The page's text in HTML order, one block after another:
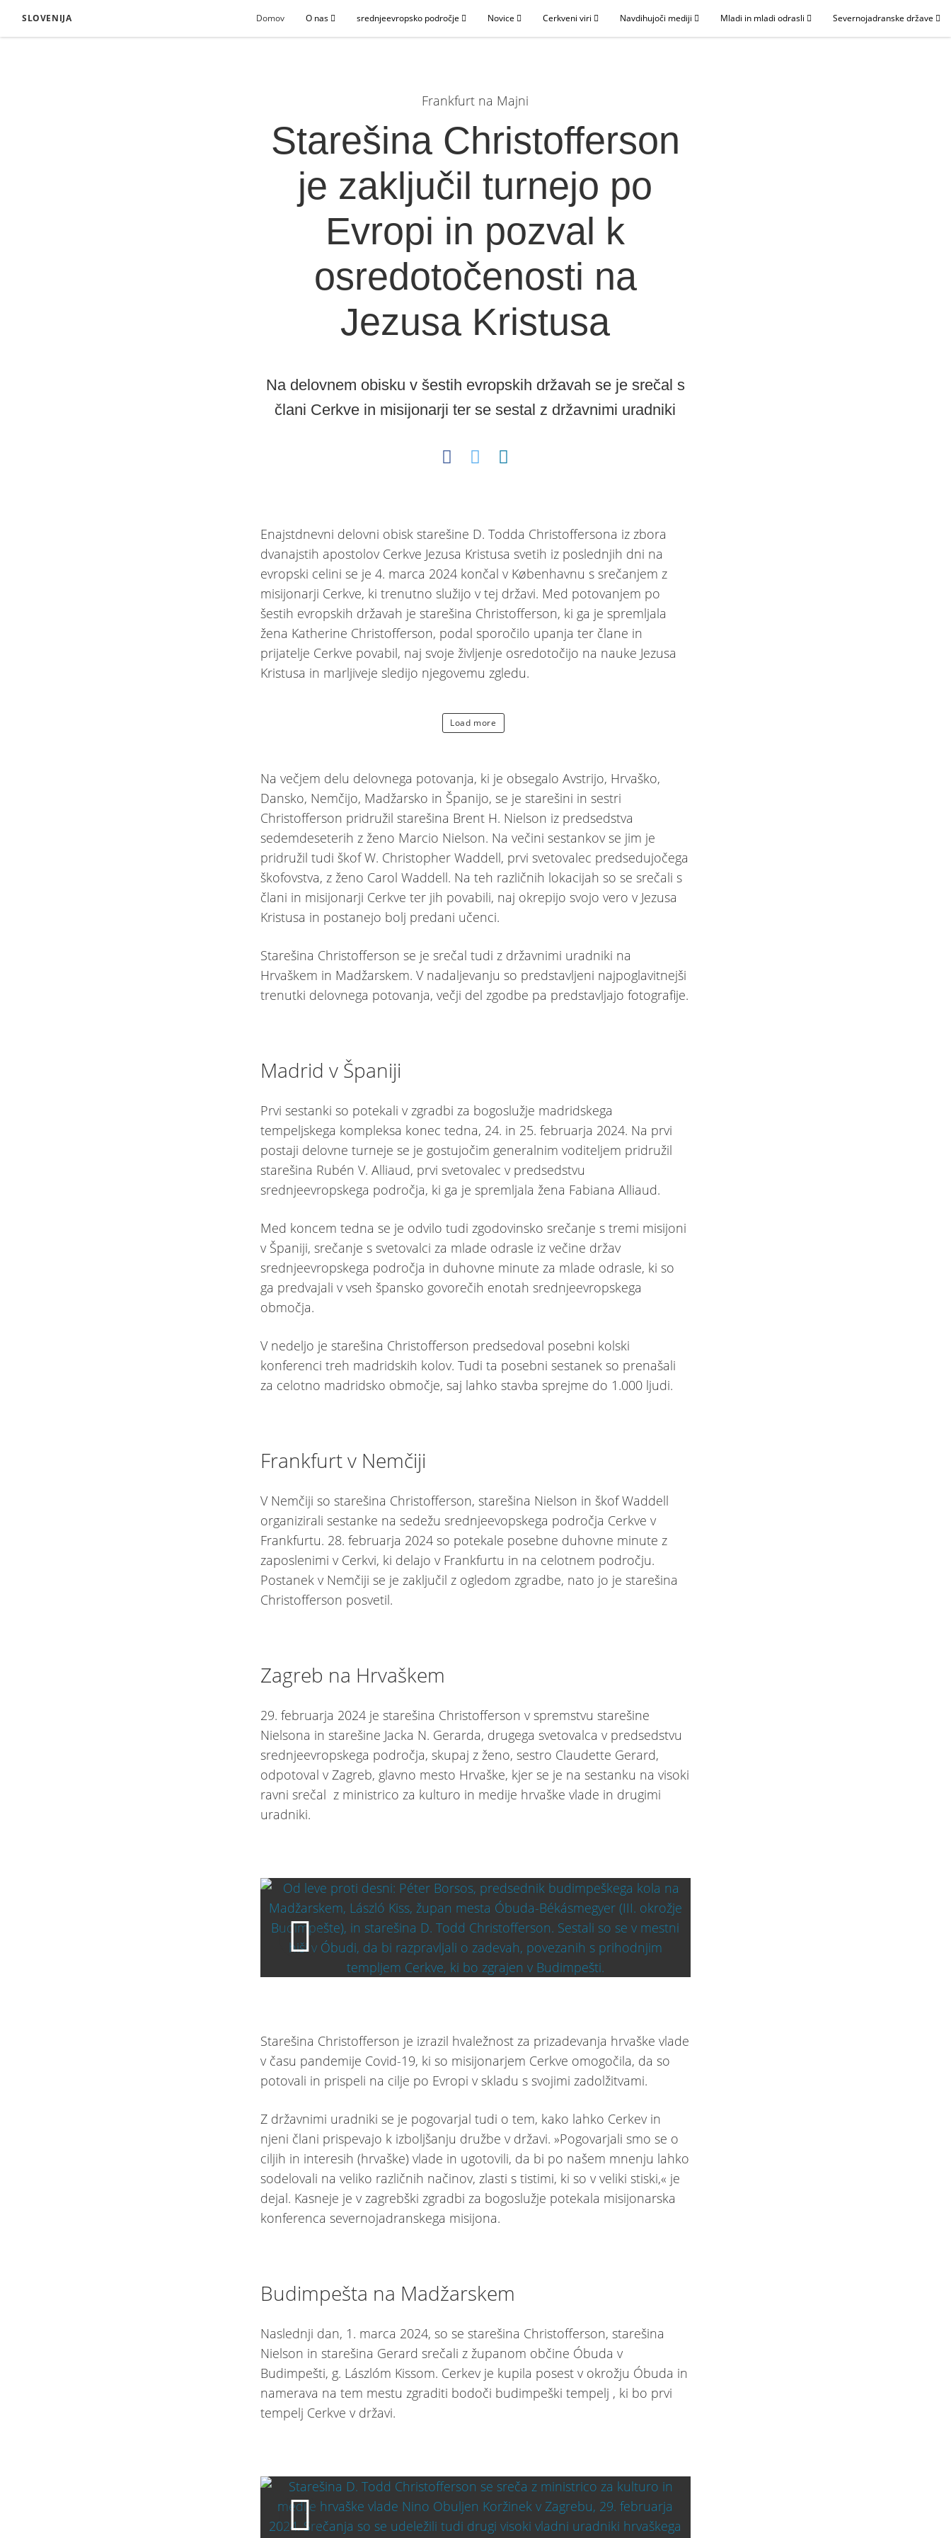
SLOVENIJA Domov O nas srednjeevropsko področje Novice Cerkveni viri Navdihujoči mediji Mladi in mladi odrasli Severnojadranske države
Frankfurt na Majni
Starešina Christofferson
je zaključil turnejo po
Evropi in pozval k
osredotočenosti na
Jezusa Kristusa
Na delovnem obisku v šestih evropskih državah se je srečal s
člani Cerkve in misijonarji ter se sestal z državnimi uradniki
Enajstdnevni delovni obisk starešine D. Todda Christoffersona iz zbora
dvanajstih apostolov Cerkve Jezusa Kristusa svetih iz poslednjih dni na
evropski celini se je 4. marca 2024 končal v Københavnu s srečanjem z
misijonarji Cerkve, ki trenutno služijo v tej državi. Med potovanjem po
šestih evropskih državah je starešina Christofferson, ki ga je spremljala
žena Katherine Christofferson, podal sporočilo upanja ter člane in
prijatelje Cerkve povabil, naj svoje življenje osredotočijo na nauke Jezusa
Kristusa in marljiveje sledijo njegovemu zgledu.
Load more
Na večjem delu delovnega potovanja, ki je obsegalo Avstrijo, Hrvaško,
Dansko, Nemčijo, Madžarsko in Španijo, se je starešini in sestri
Christofferson pridružil starešina Brent H. Nielson iz predsedstva
sedemdeseterih z ženo Marcio Nielson. Na večini sestankov se jim je
pridružil tudi škof W. Christopher Waddell, prvi svetovalec predsedujočega
škofovstva, z ženo Carol Waddell. Na teh različnih lokacijah so se srečali s
člani in misijonarji Cerkve ter jih povabili, naj okrepijo svojo vero v Jezusa
Kristusa in postanejo bolj predani učenci.
Starešina Christofferson se je srečal tudi z državnimi uradniki na
Hrvaškem in Madžarskem. V nadaljevanju so predstavljeni najpoglavitnejši
trenutki delovnega potovanja, večji del zgodbe pa predstavljajo fotografije.
Madrid v Španiji
Prvi sestanki so potekali v zgradbi za bogoslužje madridskega
tempeljskega kompleksa konec tedna, 24. in 25. februarja 2024. Na prvi
postaji delovne turneje se je gostujočim generalnim voditeljem pridružil
starešina Rubén V. Alliaud, prvi svetovalec v predsedstvu
srednjeevropskega področja, ki ga je spremljala žena Fabiana Alliaud.
Med koncem tedna se je odvilo tudi zgodovinsko srečanje s tremi misijoni
v Španiji, srečanje s svetovalci za mlade odrasle iz večine držav
srednjeevropskega področja in duhovne minute za mlade odrasle, ki so
ga predvajali v vseh špansko govorečih enotah srednjeevropskega
območja.
V nedeljo je starešina Christofferson predsedoval posebni kolski
konferenci treh madridskih kolov. Tudi ta posebni sestanek so prenašali
za celotno madridsko območje, saj lahko stavba sprejme do 1.000 ljudi.
Frankfurt v Nemčiji
V Nemčiji so starešina Christofferson, starešina Nielson in škof Waddell
organizirali sestanke na sedežu srednjeevopskega področja Cerkve v
Frankfurtu. 28. februarja 2024 so potekale posebne duhovne minute z
zaposlenimi v Cerkvi, ki delajo v Frankfurtu in na celotnem področju.
Postanek v Nemčiji se je zaključil z ogledom zgradbe, nato jo je starešina
Christofferson posvetil.
Zagreb na Hrvaškem
29. februarja 2024 je starešina Christofferson v spremstvu starešine
Nielsona in starešine Jacka N. Gerarda, drugega svetovalca v predsedstvu
srednjeevropskega področja, skupaj z ženo, sestro Claudette Gerard,
odpotoval v Zagreb, glavno mesto Hrvaške, kjer se je na sestanku na visoki
ravni srečal z ministrico za kulturo in medije hrvaške vlade in drugimi
uradniki.
Starešina Christofferson je izrazil hvaležnost za prizadevanja hrvaške vlade
v času pandemije Covid-19, ki so misijonarjem Cerkve omogočila, da so
potovali in prispeli na cilje po Evropi v skladu s svojimi zadolžitvami.
Z državnimi uradniki se je pogovarjal tudi o tem, kako lahko Cerkev in
njeni člani prispevajo k izboljšanju družbe v državi. »Pogovarjali smo se o
ciljih in interesih (hrvaške) vlade in ugotovili, da bi po našem mnenju lahko
sodelovali na veliko različnih načinov, zlasti s tistimi, ki so v veliki stiski,« je
dejal. Kasneje je v zagrebški zgradbi za bogoslužje potekala misijonarska
konferenca severnojadranskega misijona.
Budimpešta na Madžarskem
Naslednji dan, 1. marca 2024, so se starešina Christofferson, starešina
Nielson in starešina Gerard srečali z županom občine Óbuda v
Budimpešti, g. Lászlóm Kissom. Cerkev je kupila posest v okrožju Óbuda in
namerava na tem mestu zgraditi bodoči budimpeški tempelj , ki bo prvi
tempelj Cerkve v državi.